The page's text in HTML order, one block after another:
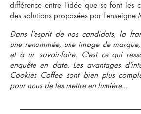
différence entre l'idée que se font les
des solutions proposées par l'enseigne
Dans l'esprit de nos candidats, la
une renommée, une image de
et à un savoir-faire. C'est ce qui
enquête en date. Les avantages
Cookies Coffee sont bien plus
pour nous de les mettre en lumière...